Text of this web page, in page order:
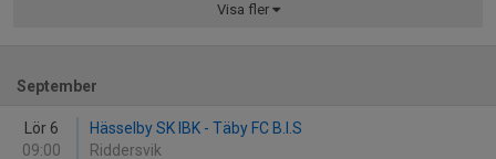
Visa fler
September
Lör 6
09:00
Hässelby SK IBK - Täby FC B.I.S
Riddersvik